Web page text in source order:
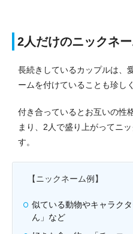
2人だけのニックネ
長続きしているカップルは、
ームを付けていることも珍し
付き合っているとお互いの性
まり、2人で盛り上がってニ
す。
【ニックネーム例】
似ている動物やキャラク
ん」など